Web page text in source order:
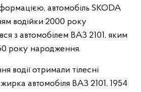
автомобіль SKODA
водійки 2000 року
з автомобілем ВАЗ 2101, яким
року народження.
водії отримали тілесні
автомобіля ВАЗ 2101, 1954